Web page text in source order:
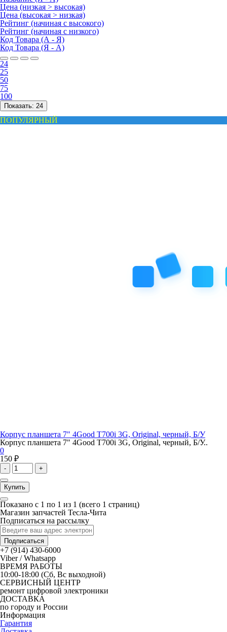
Цена (низкая > высокая)
Цена (высокая > низкая)
Рейтинг (начиная с высокого)
Рейтинг (начиная с низкого)
Код Товара (А - Я)
Код Товара (Я - А)
24
25
50
75
100
Показать: 24
ПОПУЛЯРНЫЙ
Корпус планшета 7" 4Good T700i 3G, Original, черный, Б/У
Корпус планшета 7" 4Good T700i 3G, Original, черный, Б/У..
0
150 ₽
- +
Купить
Показано с 1 по 1 из 1 (всего 1 страниц)
Магазин запчастей Тесла-Чита
Подписаться на рассылку
Подписаться
+7 (914) 430-6000
Viber / Whatsapp
ВРЕМЯ РАБОТЫ
10:00-18:00 (Сб, Вс выходной)
СЕРВИСНЫЙ ЦЕНТР
ремонт цифровой электроники
ДОСТАВКА
по городу и России
Информация
Гарантия